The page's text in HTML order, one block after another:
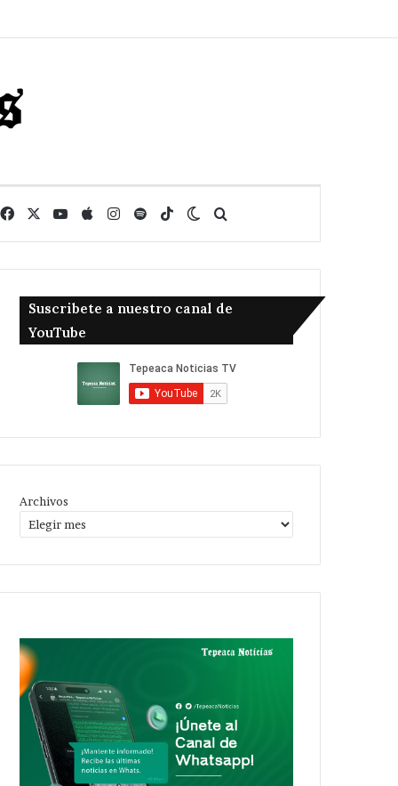
FacebookYouTube
AppleInstagram
SpotifyTikTokSwitch skin
Suscribete a nuestro canal de
YouTube
Archivos